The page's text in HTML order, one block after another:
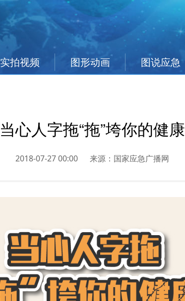
实拍视频 图形动画 图说应急
当心人字拖“拖”垮你的健康
2018-07-27 00:00 来源： 国家应急广播网